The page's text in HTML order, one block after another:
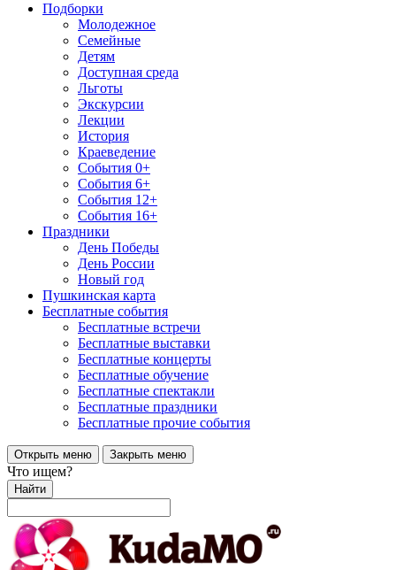
Подборки
Молодежное
Семейные
Детям
Доступная среда
Льготы
Экскурсии
Лекции
История
Краеведение
События 0+
События 6+
События 12+
События 16+
Праздники
День Победы
День России
Новый год
Пушкинская карта
Бесплатные события
Бесплатные встречи
Бесплатные выставки
Бесплатные концерты
Бесплатные обучение
Бесплатные спектакли
Бесплатные праздники
Бесплатные прочие события
Открыть меню Закрыть меню
Что ищем?
Найти